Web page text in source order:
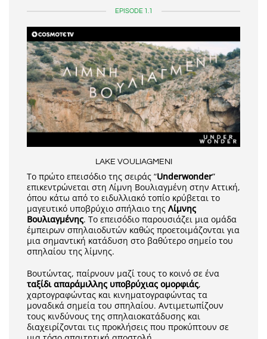
EPISODE 1.1
LAKE VOULIAGMENI
Το πρώτο επεισόδιο της σειράς “Underwonder”
επικεντρώνεται στη Λίμνη Βουλιαγμένη στην Αττική,
όπου κάτω από το ειδυλλιακό τοπίο κρύβεται το
μαγευτικό υποβρύχιο σπήλαιο της Λίμνης
Βουλιαγμένης. Το επεισόδιο παρουσιάζει μια ομάδα
έμπειρων σπηλαιοδυτών καθώς προετοιμάζονται για
μια σημαντική κατάδυση στο βαθύτερο σημείο του
σπηλαίου της λίμνης.
Βουτώντας, παίρνουν μαζί τους το κοινό σε ένα
ταξίδι απαράμιλλης υποβρύχιας ομορφιάς,
χαρτογραφώντας και κινηματογραφώντας τα
μοναδικά σημεία του σπηλαίου. Αντιμετωπίζουν
τους κινδύνους της σπηλαιοκατάδυσης και
διαχειρίζονται τις προκλήσεις που προκύπτουν σε